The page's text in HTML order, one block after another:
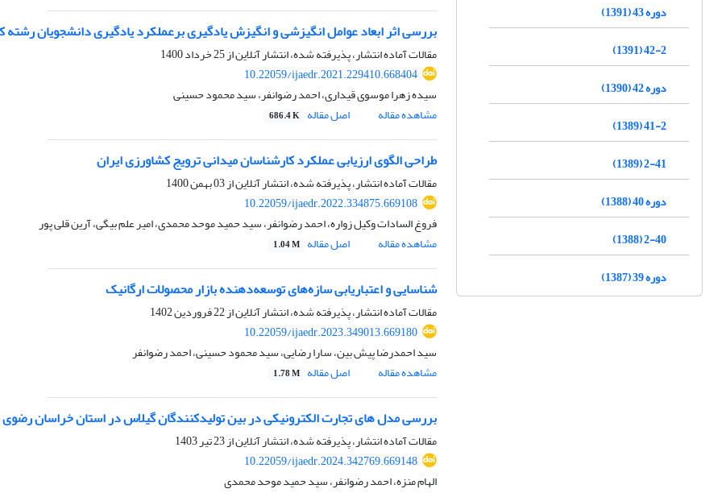
بررسی اثر ابعاد عوامل انگیزشی و انگیزش یادگیری برعملکرد یادگیری دانشجویان
مقالات آماده انتشار، پذیرفته شده، انتشار آنلاین از25 خرداد 1400
10.22059/ijaedr.2021.229410.668404
سیده زهرا موسوی قیداری، احمد رضوانفر، سید محمود حسینی
مشاهده مقاله
اصل مقاله 686.4 K
طراحی الگوی ارزیابی عملکرد کارشناسان میدانی ترویج کشاورزی ایران
مقالات آماده انتشار، پذیرفته شده، انتشار آنلاین از03 بهمن 1400
10.22059/ijaedr.2022.334875.669108
فروغ السادات وکیل زواره، احمد رضوانفر، سید حمید موحد محمدی، امیر علم بیگی، آرین قلی پور
مشاهده مقاله
اصل مقاله 1.04 M
شناسایی و اعتباریابی سازه‌های توسعه‌دهنده بازار محصولات ارگانیک
مقالات آماده انتشار، پذیرفته شده، انتشار آنلاین از22 فروردین 1402
10.22059/ijaedr.2023.349013.669180
سید احمدرضا پیش بین، سارا رضایی، سید محمود حسینی، احمد رضوانفر
مشاهده مقاله
اصل مقاله 1.78 M
بررسی مدل های تجارت الکترونیکی در بین تولیدکنندگان گیلاس در استان خراسان رضوی
مقالات آماده انتشار، پذیرفته شده، انتشار آنلاین از23 تیر 1403
10.22059/ijaedr.2024.342769.669148
الهام منزه، احمد رضوانفر، سید حمید موحد محمدی
دوره 43 (1391)
42-2 (1391)
دوره 42 (1390)
41-2 (1389)
2-41 (1389)
دوره 40 (1388)
2-40 (1388)
دوره 39 (1387)